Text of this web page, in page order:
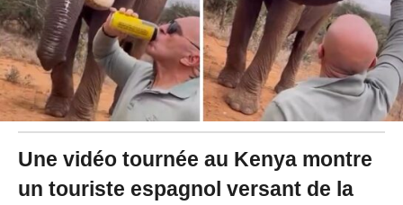
5
:
5
8
Une vidéo tournée au Kenya montre
un touriste espagnol versant de la